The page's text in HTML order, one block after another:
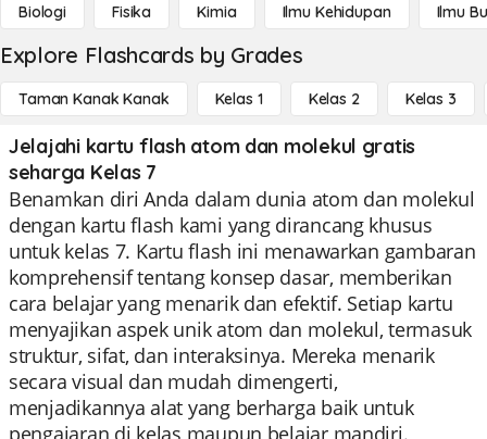
Biologi Fisika Kimia Ilmu Kehidupan Ilmu
Explore Flashcards by Grades
Taman Kanak Kanak Kelas 1 Kelas 2 Kelas 3
Jelajahi kartu flash atom dan molekul gratis
seharga Kelas 7
Benamkan diri Anda dalam dunia atom dan molekul
dengan kartu flash kami yang dirancang khusus
untuk kelas 7. Kartu flash ini menawarkan gambaran
komprehensif tentang konsep dasar, memberikan
cara belajar yang menarik dan efektif. Setiap kartu
menyajikan aspek unik atom dan molekul, termasuk
struktur, sifat, dan interaksinya. Mereka menarik
secara visual dan mudah dimengerti,
menjadikannya alat yang berharga baik untuk
pengajaran di kelas maupun belajar mandiri.